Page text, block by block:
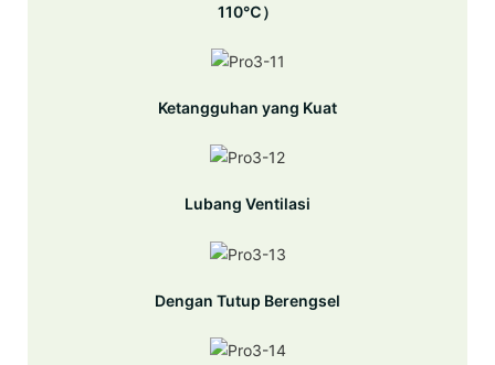
110℃）
Ketangguhan yang Kuat
Lubang Ventilasi
Dengan Tutup Berengsel